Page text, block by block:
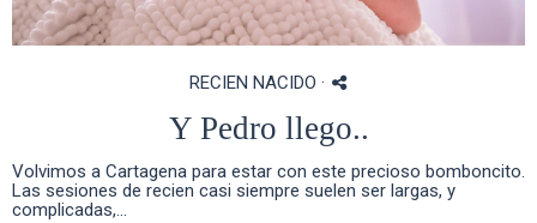
RECIEN NACIDO ·
Y Pedro llego..
Volvimos a Cartagena para estar con este precioso bomboncito.
Las sesiones de recien casi siempre suelen ser largas, y
complicadas,...